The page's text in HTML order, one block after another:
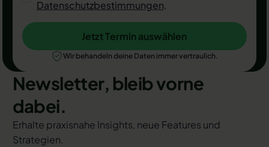
Datenschutzbestimmungen.
Jetzt Termin auswählen
Jetzt Termin auswählen
Wir behandeln deine Daten immer vertraulich.
Newsletter, bleib vorne
dabei.
Erhalte praxisnahe Insights, neue Features und
Strategien.